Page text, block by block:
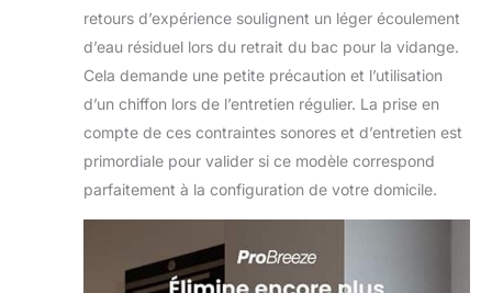
retours d’expérience soulignent un léger écoulement
d’eau résiduel lors du retrait du bac pour la vidange.
Cela demande une petite précaution et l’utilisation
d’un chiffon lors de l’entretien régulier. La prise en
compte de ces contraintes sonores et d’entretien est
primordiale pour valider si ce modèle correspond
parfaitement à la configuration de votre domicile.